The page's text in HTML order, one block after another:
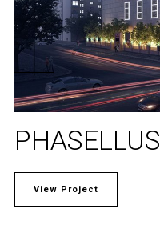
PHASELLUS
View Project